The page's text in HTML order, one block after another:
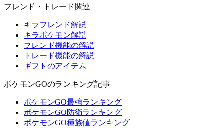
フレンド・トレード関連
キラフレンド解説
キラポケモン解説
フレンド機能の解説
トレード機能の解説
ギフトのアイテム
ポケモンGOのランキング記事
ポケモンGO最強ランキング
ポケモンGO防衛ランキング
ポケモンGO種族値ランキング